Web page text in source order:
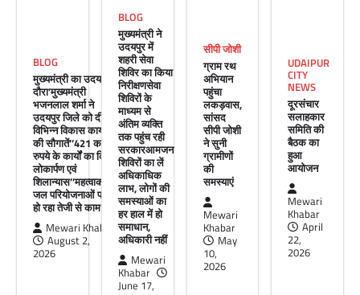
Mewari Khabar
मेवाड़ी खबर@उदयपुर। राजस्थान सरकार द्वारा गांव के
अंतिम पायदान पर बैठे व्यक्ति तक योजनाओं का लाभ
पहुंचाने और उसे मुख्यधारा…
Facebook
Email
WhatsApp
Reddit
Share
UDAIPUR CITY NEWS
दूरसंचार सलाहकार समिति की बैठक का
हुआ आयोजन
Mewari Khabar April 22, 2026
मेवाड़ी खबर@उदयपुर।दूर संचार सलाहकार समिति की
BLOG
मुख्यमंत्री का उदयपुर
दौरा’मुख्यमंत्री
भजनलाल शर्मा ने
उदयपुर जिले को दी
विभिन्न विकास कार्यों
की सौगातें’’421 करोड़
रुपये के कार्यों का किया
लोकार्पण एवं
शिलान्यास’’महत्वाकांक्षी
जल परियोजनाओं पर
हो रहा तेजी से काम’
Mewari Khabar
August 2,
2026
BLOG
मुख्यमंत्री ने
उदयपुर में
शहरी सेवा
शिविर का किया
निरीक्षणसेवा
शिविरों के
माध्यम से
अंतिम व्यक्ति
तक पहुंच रही
सरकारआमजन
शिविरों का लें
अधिकाधिक
लाभ, लोगों की
समस्याओं का
हर हाल में हो
समाधान,
अधिकारी नहीं
Mewari
Khabar
June 17,
सीपी जोशी
ग्राम रथ
अभियान
पहुंचा
लकड़वास,
सांसद
सीपी जोशी
ने सुनी
ग्रामीणों
की
समस्याएं
Mewari
Khabar
May
10,
2026
UDAIPUR
CITY
NEWS
दूरसंचार
सलाहकार
समिति की
बैठक का
हुआ
आयोजन
Mewari
Khabar
April
22,
2026